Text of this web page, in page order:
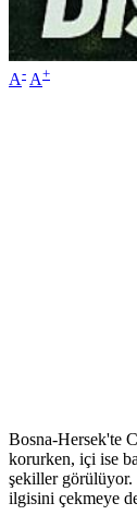
A- A+
Bosna-Hersek'te
korurken, içi ise
şekiller görülüyor.
ilgisini çekmeye